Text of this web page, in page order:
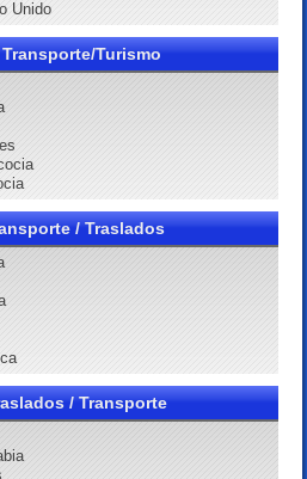
Unido
Turismo
/ Traslados
/ Transporte